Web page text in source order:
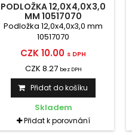
PODLOŽKA 12,0X4,0X3,0
MM 10517070
Podložka 12,0x4,0x3,0 mm
10517070
CZK 10.00 s DPH
CZK 8.27 bez DPH
Přidat do košíku
Skladem
Přidat k porovnání